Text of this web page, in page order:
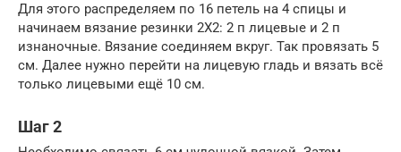
Для этого распределяем по 16 петель на 4 спицы и
начинаем вязание резинки 2Х2: 2 п лицевые и 2 п
изнаночные. Вязание соединяем вкруг. Так провязать 5
см. Далее нужно перейти на лицевую гладь и вязать всё
только лицевыми ещё 10 см.
Шаг 2